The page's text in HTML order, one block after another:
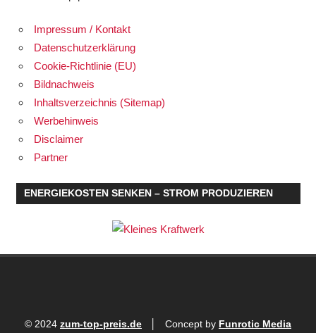
Impressum / Kontakt
Datenschutzerklärung
Cookie-Richtlinie (EU)
Bildnachweis
Inhaltsverzeichnis (Sitemap)
Werbehinweis
Disclaimer
Partner
ENERGIEKOSTEN SENKEN – STROM PRODUZIEREN
© 2024 zum-top-preis.de │ Concept by Funrotic Media